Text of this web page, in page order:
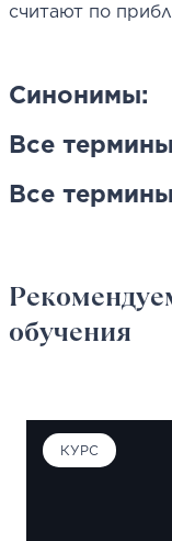
считают по
Синонимы:
Все
Все термины
обучения
КУРС